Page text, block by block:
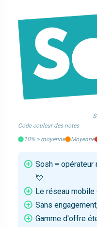
Code couleur des notes
10% >moyenne Moyenne
Sosh =
💘
Le réseau mobile
Sans
Gamme d'offre